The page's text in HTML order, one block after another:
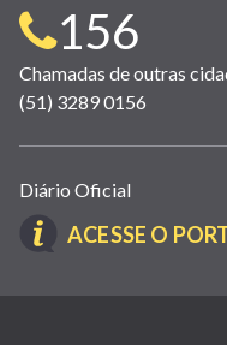
Telefone
para
contato:
156
Chamadas de outras
(51) 3289 0156
Links
úteis
(abrem
nova
Diário Oficial
ACESSE O